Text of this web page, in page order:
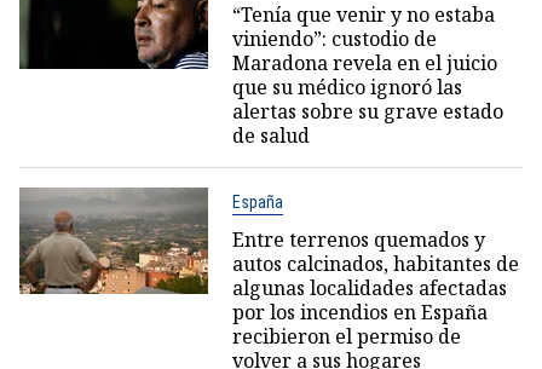
“Tenía que venir y no estaba
viniendo”: custodio de
Maradona revela en el juicio
que su médico ignoró las
alertas sobre su grave estado
de salud
España
Entre terrenos quemados y
autos calcinados, habitantes de
algunas localidades afectadas
por los incendios en España
recibieron el permiso de
volver a sus hogares